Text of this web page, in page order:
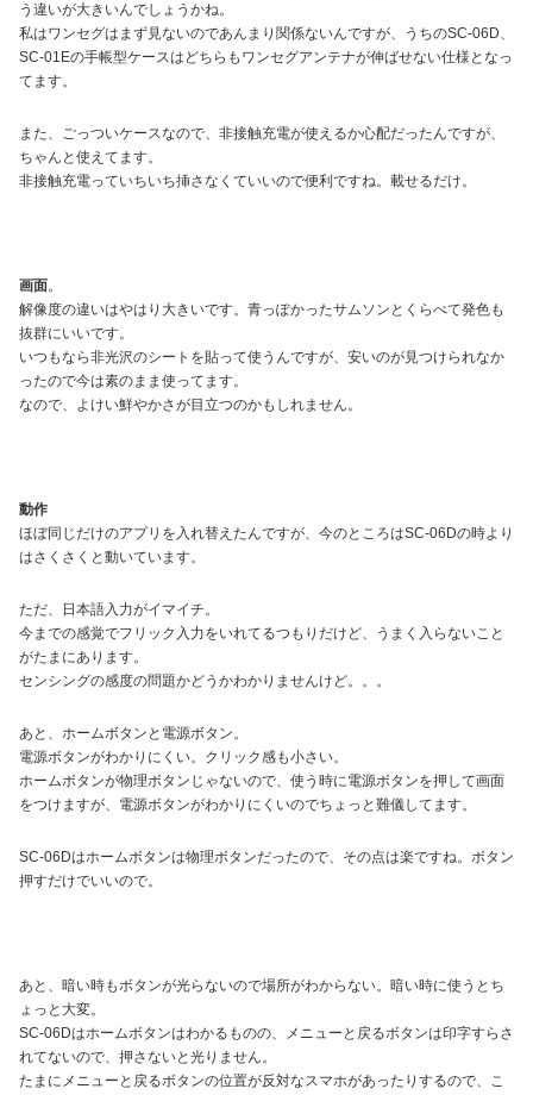
う違いが大きいんでしょうかね。
私はワンセグはまず見ないのであんまり関係ないんですが、うちのSC-06D、
SC-01Eの手帳型ケースはどちらもワンセグアンテナが伸ばせない仕様となっ
てます。
また、ごっついケースなので、非接触充電が使えるか心配だったんですが、
ちゃんと使えてます。
非接触充電っていちいち挿さなくていいので便利ですね。載せるだけ。
画面。
解像度の違いはやはり大きいです。青っぽかったサムソンとくらべて発色も
抜群にいいです。
いつもなら非光沢のシートを貼って使うんですが、安いのが見つけられなか
ったので今は素のまま使ってます。
なので、よけい鮮やかさが目立つのかもしれません。
動作
ほぼ同じだけのアプリを入れ替えたんですが、今のところはSC-06Dの時より
はさくさくと動いています。
ただ、日本語入力がイマイチ。
今までの感覚でフリック入力をいれてるつもりだけど、うまく入らないこと
がたまにあります。
センシングの感度の問題かどうかわかりませんけど。。。
あと、ホームボタンと電源ボタン。
電源ボタンがわかりにくい。クリック感も小さい。
ホームボタンが物理ボタンじゃないので、使う時に電源ボタンを押して画面
をつけますが、電源ボタンがわかりにくいのでちょっと難儀してます。
SC-06Dはホームボタンは物理ボタンだったので、その点は楽ですね。ボタン
押すだけでいいので。
あと、暗い時もボタンが光らないので場所がわからない。暗い時に使うとち
ょっと大変。
SC-06Dはホームボタンはわかるものの、メニューと戻るボタンは印字すらさ
れてないので、押さないと光りません。
たまにメニューと戻るボタンの位置が反対なスマホがあったりするので、こ